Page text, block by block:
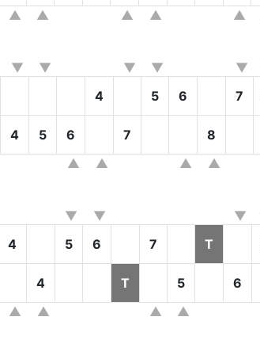
4 5 6 7
4 5 6 7 8
4 5 6 7 T
4 T 5 6